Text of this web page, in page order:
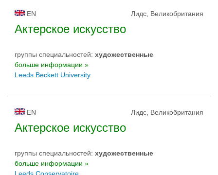
EN Лидс, Великобритания
Актерское искусство
группы специальностей: художественные
больше информации »
Leeds Beckett University
EN Лидс, Великобритания
Актерское искусство
группы специальностей: художественные
больше информации »